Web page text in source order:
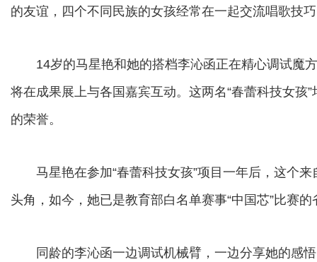
的友谊，四个不同民族的女孩经常在一起交流唱歌技
14岁的马星艳和她的搭档李沁函正在精心调试魔
将在成果展上与各国嘉宾互动。这两名“春蕾科技女孩
的荣誉。
马星艳在参加“春蕾科技女孩”项目一年后，这个来
头角，如今，她已是教育部白名单赛事“中国芯”比赛
同龄的李沁函一边调试机械臂，一边分享她的感悟